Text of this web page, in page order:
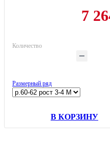
7
Количество
Размерный ряд
В КОРЗИНУ